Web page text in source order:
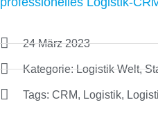
24 März 2023
Kategorie:Logistik Welt,
Tags: CRM, Logistik,